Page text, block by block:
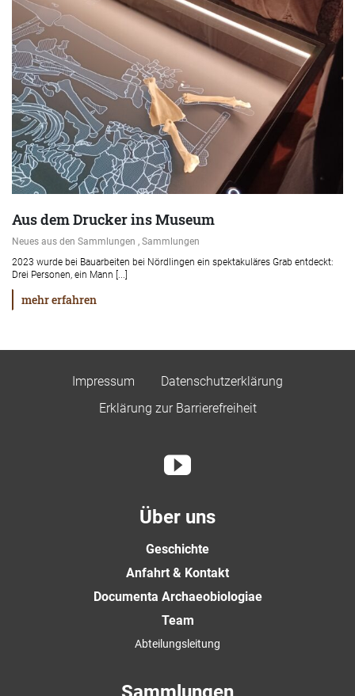
Aus dem Drucker ins Museum
Neues aus den Sammlungen , Sammlungen
2023 wurde bei Bauarbeiten bei Nördlingen ein spektakuläres Grab entdeckt:
Drei Personen, ein Mann [...]
mehr erfahren
Impressum
Datenschutzerklärung
Erklärung zur Barrierefreiheit
Über uns
Geschichte
Anfahrt & Kontakt
Documenta Archaeobiologiae
Team
Abteilungsleitung